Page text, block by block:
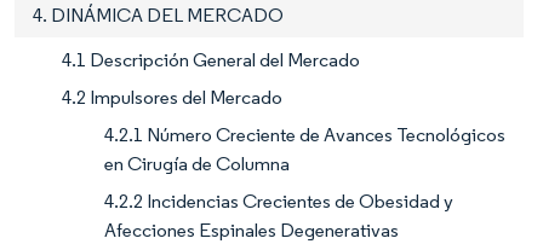
4. DINÁMICA DEL MERCADO
4.1 Descripción General del Mercado
4.2 Impulsores del Mercado
4.2.1 Número Creciente de Avances Tecnológicos
en Cirugía de Columna
4.2.2 Incidencias Crecientes de Obesidad y
Afecciones Espinales Degenerativas